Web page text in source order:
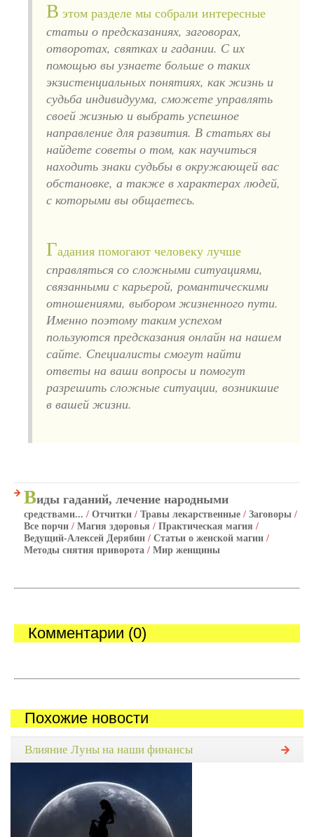
В этом разделе мы собрали интересные
статьи о предсказаниях, заговорах,
отворотах, святках и гадании. С их
помощью вы узнаете больше о таких
экзистенциальных понятиях, как жизнь и
судьба индивидуума, сможете управлять
своей жизнью и выбрать успешное
направление для развития. В статьях вы
найдете советы о том, как научиться
находить знаки судьбы в окружающей вас
обстановке, а также в характерах людей,
с которыми вы общаетесь.
Гадания помогают человеку лучше
справляться со сложными ситуациями,
связанными с карьерой, романтическими
отношениями, выбором жизненного пути.
Именно поэтому таким успехом
пользуются предсказания онлайн на нашем
сайте. Специалисты смогут найти
ответы на ваши вопросы и помогут
разрешить сложные ситуации, возникшие
в вашей жизни.
Виды гаданий, лечение народными
средствами... / Отчитки / Травы лекарственные / Заговоры /
Все порчи / Магия здоровья / Практическая магия /
Ведущий-Алексей Дерябин / Статьи о женской магии /
Методы снятия приворота / Мир женщины
Комментарии (0)
Похожие новости
Влияние Луны на наши финансы